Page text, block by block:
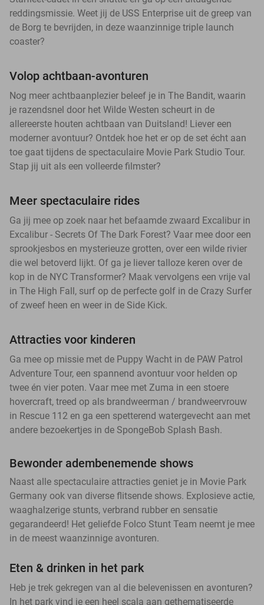
reddingsmissie. Weet jij de USS Enterprise uit de greep van
de Borg te bevrijden, in deze waanzinnige triple launch
coaster?
Volop achtbaan-avonturen
Nog meer achtbaanplezier beleef je in The Bandit, waarin
je razendsnel door het Wilde Westen scheurt in de
allereerste houten achtbaan van Duitsland! Liever een
moderner avontuur? Ontdek hoe het er op de set écht aan
toe gaat tijdens de spectaculaire Movie Park Studio Tour.
Stap jij uit als een volleerde filmster?
Meer spectaculaire rides
Ga jij mee op zoek naar het befaamde zwaard Excalibur in
Excalibur - Secrets Of The Dark Forest? Vaar mee door een
sprookjesbos en mysterieuze grotten, over een wilde rivier
die wel betoverd lijkt. Of ga je liever talloze keren over de
kop in de NYC Transformer? Maak vervolgens een vrije val
in The High Fall, surf op de perfecte golf in de Crazy Surfer
of zweef heen en weer in de Side Kick.
Attracties voor kinderen
Ga mee op missie met de Puppy Wacht in de PAW Patrol
Adventure Tour, een spannend avontuur voor helden op
twee én vier poten. Vaar mee met Zuma in een stoere
hovercraft, treed op als brandweerman / brandweervrouw
in Rescue 112 en ga een spetterend watergevecht aan met
andere bezoekertjes in de SpongeBob Splash Bash.
Bewonder adembenemende shows
Naast alle spectaculaire attracties geniet je in Movie Park
Germany ook van diverse flitsende shows. Explosieve actie,
waaghalzerige stunts, verbrand rubber en sensatie
gegarandeerd! Het geliefde Folco Stunt Team neemt je mee
in de meest waanzinnige avonturen.
Eten & drinken in het park
Heb je trek gekregen van al die belevenissen en avonturen?
In het park vind je een heel scala aan gethematiseerde